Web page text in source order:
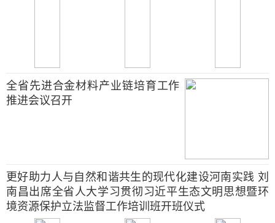
全省先进合金材料产业链培育工作
推进会议召开
更好助力人与自然和谐共生的现代化建设河南实践 刘
南昌出席全省人大学习贯彻习近平生态文明思想暨环
境资源保护立法监督工作培训班开班仪式